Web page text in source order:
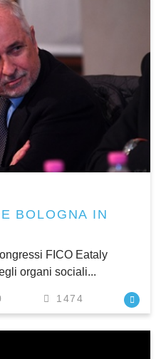
BOLOGNA IN
FICO Eataly
organi sociali...
1474